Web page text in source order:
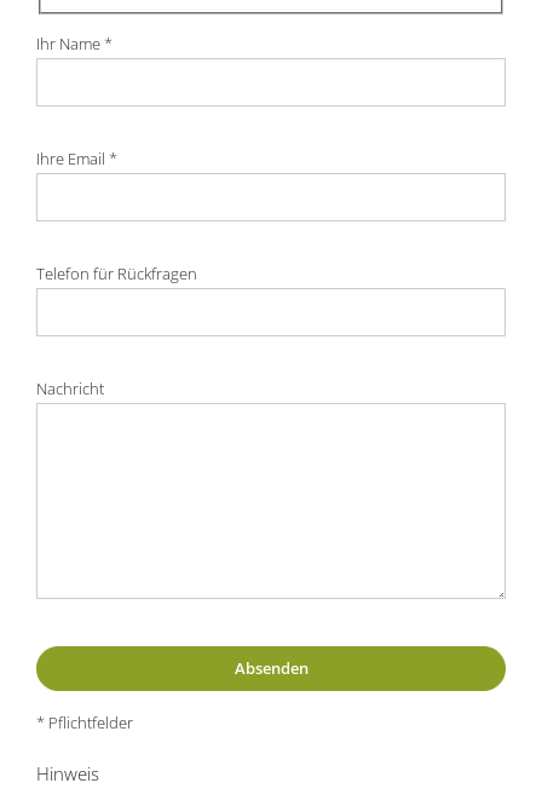
Ihr Name *
Ihre Email *
Telefon für Rückfragen
Nachricht
* Pflichtfelder
Hinweis